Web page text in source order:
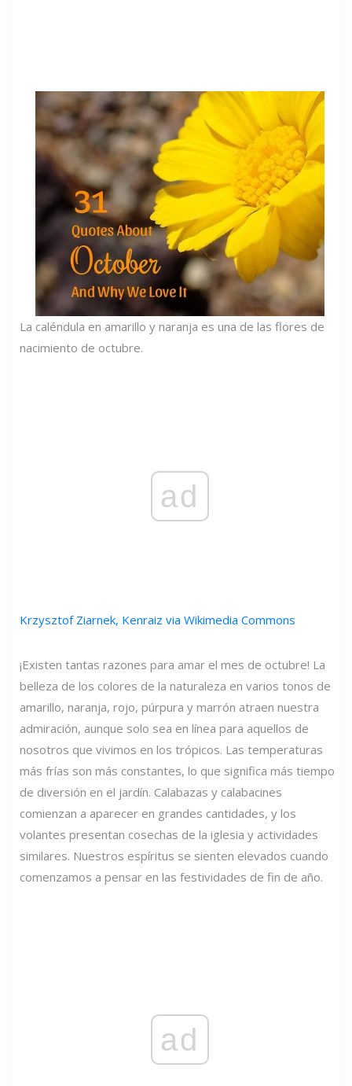
La caléndula en amarillo y naranja es una de las flores de
nacimiento de octubre.
ad
Krzysztof Ziarnek, Kenraiz via Wikimedia Commons
¡Existen tantas razones para amar el mes de octubre! La
belleza de los colores de la naturaleza en varios tonos de
amarillo, naranja, rojo, púrpura y marrón atraen nuestra
admiración, aunque solo sea en línea para aquellos de
nosotros que vivimos en los trópicos. Las temperaturas
más frías son más constantes, lo que significa más tiempo
de diversión en el jardín. Calabazas y calabacines
comienzan a aparecer en grandes cantidades, y los
volantes presentan cosechas de la iglesia y actividades
similares. Nuestros espíritus se sienten elevados cuando
comenzamos a pensar en las festividades de fin de año.
ad